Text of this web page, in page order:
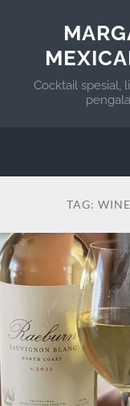
Cocktail spesial,
TAG: